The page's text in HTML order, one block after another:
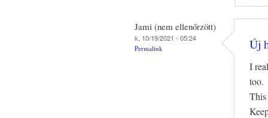
Jami (nem ellenőrzött)
k, 10/19/2021 - 05:24
Permalink Új
I
too.